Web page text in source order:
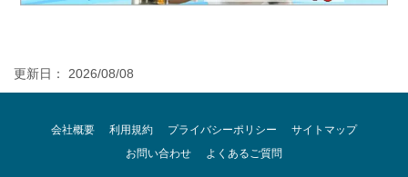
更新日： 2026/08/08
会社概要 利用規約 プライバシーポリシー
サイトマップ
お問い合わせ
よくあるご質問